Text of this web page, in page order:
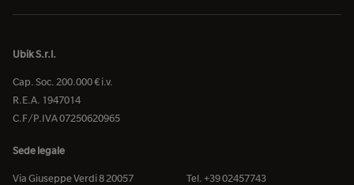
Ubik S.r.l.
Cap. Soc. 200.000 € i.v.
R.E.A. 1947014
C.F/P.IVA 07250620965
Sede legale
Via Giuseppe Verdi 8 20057 Tel. +39 02457743